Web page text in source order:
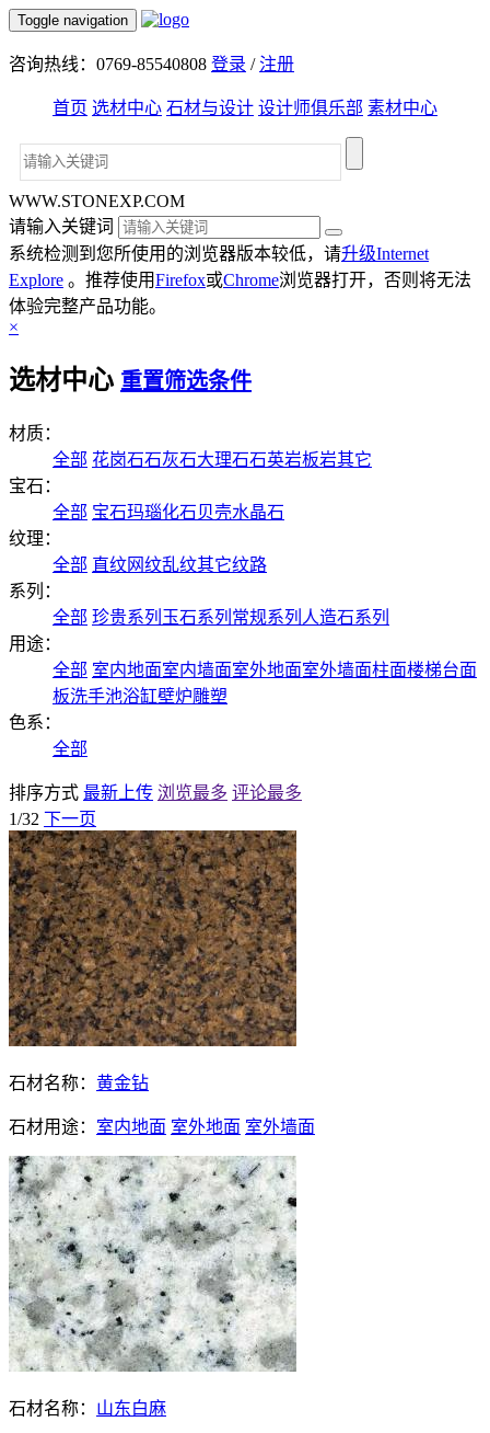
Toggle navigation
咨询热线：0769-85540808 登录 /注册
首页 选材中心 石材与设计 设计师俱乐部 素材中心
WWW.STONEXP.COM
请输入关键词
系统检测到您所使用的浏览器版本较低，请升级Internet
Explore 。推荐使用Firefox或Chrome浏览器打开，否则将无法
体验完整产品功能。
×
选材中心 重置筛选条件
材质：
全部 花岗石石灰石大理石石英岩板岩其它
宝石：
全部 宝石玛瑙化石贝壳水晶石
纹理：
全部 直纹网纹乱纹其它纹路
系列：
全部 珍贵系列 玉石系列 常规系列 人造石系列
用途：
全部 室内地面室内墙面室外地面室外墙面柱面楼梯台面
板洗手池浴缸壁炉雕塑
色系：
全部
排序方式 最新上传 浏览最多 评论最多
1/32 下一页
石材名称： 黄金钻
石材用途： 室内地面 室外地面 室外墙面
石材名称： 山东白麻